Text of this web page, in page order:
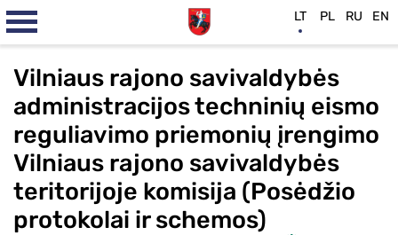
Vilniaus rajono savivaldybės
administracijos techninių eismo
reguliavimo priemonių įrengimo
Vilniaus rajono savivaldybės
teritorijoje komisija (Posėdžio
protokolai ir schemos)
LT PL RU EN